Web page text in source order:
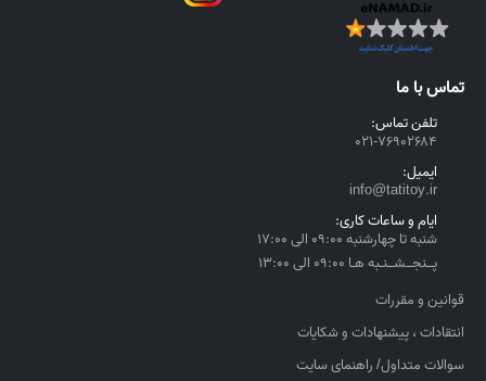
تماس با ما
تلفن تماس:
۰۲۱-۷۶۹۰۲۶۸۴
ایمیل:
info@tatitoy.ir
ایام و ساعات کاری:
شنبه تا چهارشنبه ۰۹:۰۰ الی ۱۷:۰۰
پــنجــشــنـبه هـا ۰۹:۰۰ الی ۱۳:۰۰
قوانین و مقررات
انتقادات ، پیشنهادات و شکایات
سوالات متداول/ راهنمای سایت